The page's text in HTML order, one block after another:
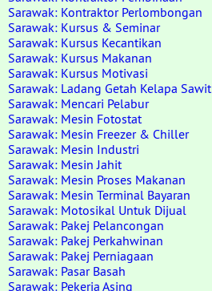
Sarawak: Kontraktor Perlombongan
Sarawak: Kursus & Seminar
Sarawak: Kursus Kecantikan
Sarawak: Kursus Makanan
Sarawak: Kursus Motivasi
Sarawak: Ladang Getah Kelapa Sawit
Sarawak: Mencari Pelabur
Sarawak: Mesin Fotostat
Sarawak: Mesin Freezer & Chiller
Sarawak: Mesin Industri
Sarawak: Mesin Jahit
Sarawak: Mesin Proses Makanan
Sarawak: Mesin Terminal Bayaran
Sarawak: Motosikal Untuk Dijual
Sarawak: Pakej Pelancongan
Sarawak: Pakej Perkahwinan
Sarawak: Pakej Perniagaan
Sarawak: Pasar Basah
Sarawak: Pekerja Asing